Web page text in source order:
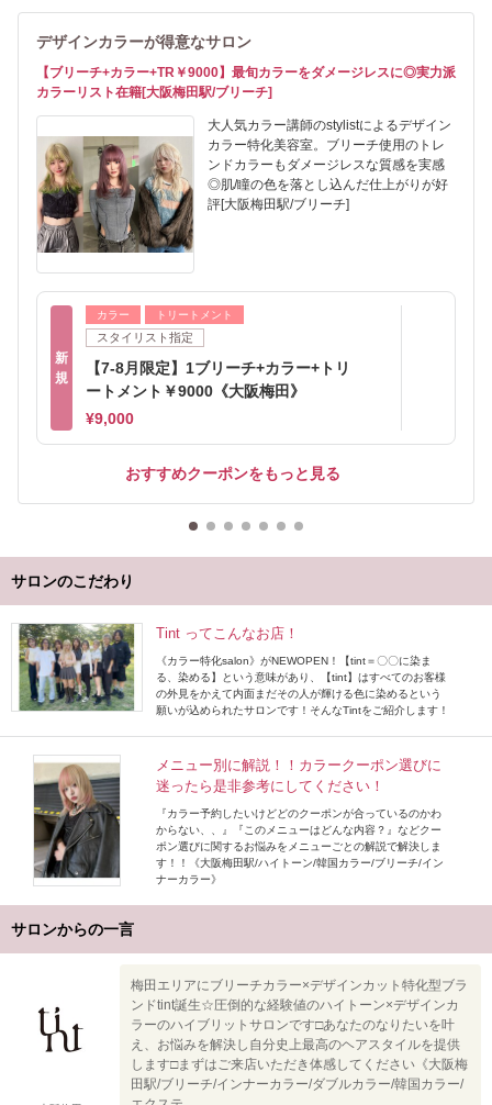
デザインカラーが得意なサロン
【ブリーチ+カラー+TR￥9000】最旬カラーをダメージレスに◎実力派
カラーリスト在籍[大阪梅田駅/ブリーチ]
大人気カラー講師のstylistによるデザイン
カラー特化美容室。ブリーチ使用のトレ
ンドカラーもダメージレスな質感を実感
◎肌/瞳の色を落とし込んだ仕上がりが好
評[大阪梅田駅/ブリーチ]
新
規
カラー トリートメント
スタイリスト指定
【7-8月限定】1ブリーチ+カラー+トリ
ートメント￥9000《大阪梅田》
¥9,000
おすすめクーポンをもっと見る
サロンのこだわり
Tint ってこんなお店！
《カラー特化salon》がNEWOPEN！【tint＝〇〇に染ま
る、染める】という意味があり、【tint】はすべてのお客様
の外見をかえて内面まだその人が輝ける色に染めるという
願いが込められたサロンです！そんなTintをご紹介します！
メニュー別に解説！！カラークーポン選びに
迷ったら是非参考にしてください！
『カラー予約したいけどどのクーポンが合っているのかわ
からない、、』『このメニューはどんな内容？』などクー
ポン選びに関するお悩みをメニューごとの解説で解決しま
す！！《大阪梅田駅/ハイトーン/韓国カラー/ブリーチ/イン
ナーカラー》
サロンからの一言
梅田エリアにブリーチカラー×デザインカット特化型ブラ
ンドtint誕生☆圧倒的な経験値のハイトーン×デザインカ
ラーのハイブリットサロンです□あなたのなりたいを叶
え、お悩みを解決し自分史上最高のヘアスタイルを提供
します□まずはご来店いただき体感してください《大阪梅
田駅/ブリーチ/インナーカラー/ダブルカラー/韓国カラー/